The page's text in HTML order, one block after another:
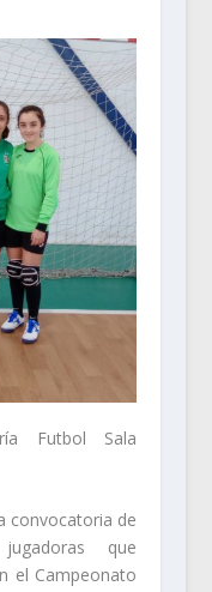
Futbol Sala
convocatoria de
que
el Campeonato